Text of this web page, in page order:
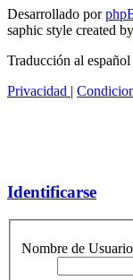
Desarrollado por
saphic style created by
Traducción al
Privacidad |
Identificarse
Nombre de